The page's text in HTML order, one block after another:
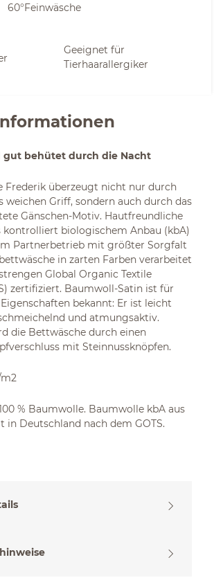
60°Feinwäsche
Geeignet für
Tierhaarallergiker
gut behütet durch die Nacht
Frederik überzeugt nicht nur durch
weichen Griff, sondern auch durch das
Gänschen-Motiv. Hautfreundliche
kontrolliert biologischem Anbau (kbA)
Partnerbetrieb mit größter Sorgfalt
in zarten Farben verarbeitet
Global Organic Textile
zertifiziert. Baumwoll-Satin ist für
bekannt: Er ist leicht
und atmungsaktiv.
die Bettwäsche durch einen
mit Steinnussknöpfen.
m2
% Baumwolle. Baumwolle kbA aus
in Deutschland nach dem GOTS.